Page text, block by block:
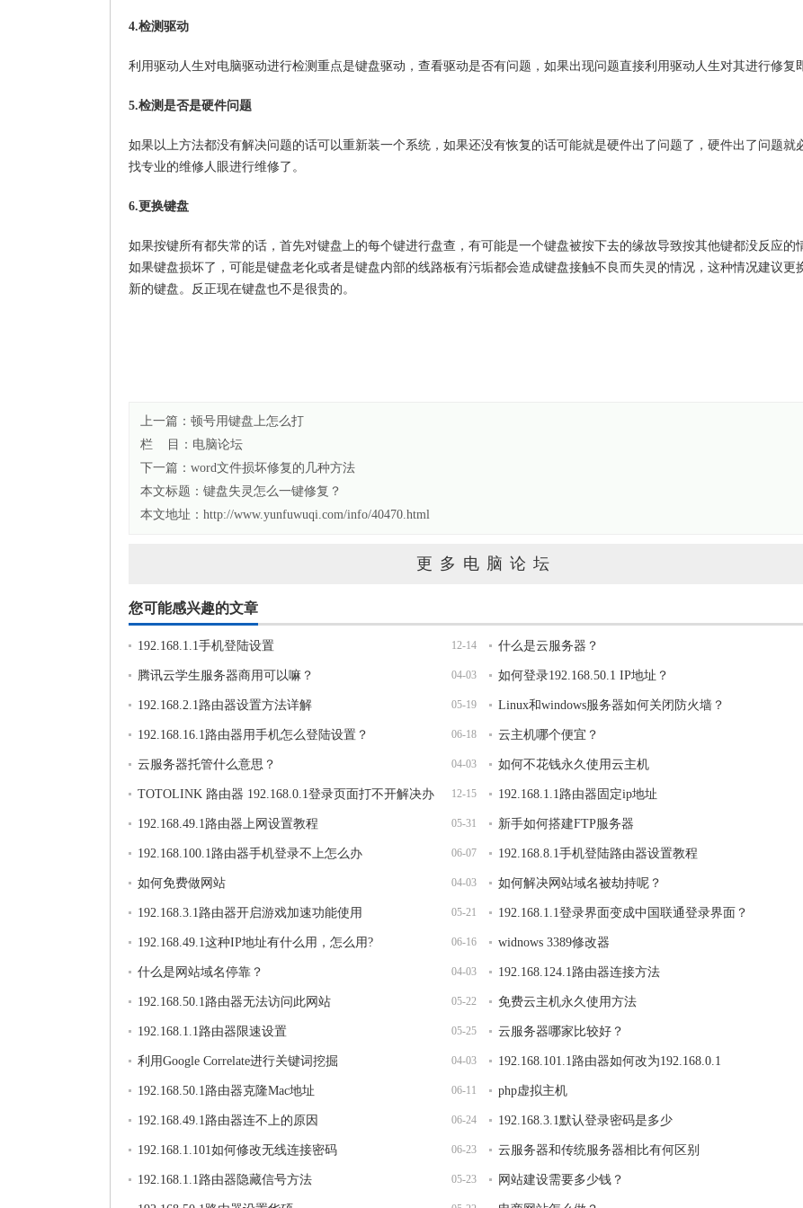
4.检测驱动
利用驱动人生对电脑驱动进行检测重点是键盘驱动，查看驱动是否有问题，如果出现问题直接利用驱动人生对其进行修复
5.检测是否是硬件问题
如果以上方法都没有解决问题的话可以重新装一个系统，如果还没有恢复的话可能就是硬件出了问题了，硬件出了问题就
找专业的维修人眼进行维修了。
6.更换键盘
如果按键所有都失常的话，首先对键盘上的每个键进行盘查，有可能是一个键盘被按下去的缘故导致按其他键都没反应的
如果键盘损坏了，可能是键盘老化或者是键盘内部的线路板有污垢都会造成键盘接触不良而失灵的情况，这种情况建议更
新的键盘。反正现在键盘也不是很贵的。
上一篇： 顿号用键盘上怎么打
栏 目： 电脑论坛
下一篇： word文件损坏修复的几种方法
本文标题： 键盘失灵怎么一键修复？
本文地址：http://www.yunfuwuqi.com/info/40470.html
更多电脑论坛
您可能感兴趣的文章
12-14
192.168.1.1手机登陆设置 什么是云服务器？
04-03
腾讯云学生服务器商用可以嘛？ 如何登录192.168.50.1 IP地址？
05-19
192.168.2.1路由器设置方法详解 Linux和windows服务器如何关闭防火墙？
06-18
192.168.16.1路由器用手机怎么登陆设置？ 云主机哪个便宜？
04-03
云服务器托管什么意思？ 如何不花钱永久使用云主机
12-15
TOTOLINK 路由器 192.168.0.1登录页面打不开解决办
法
192.168.1.1路由器固定ip地址
05-31
192.168.49.1路由器上网设置教程 新手如何搭建FTP服务器
06-07
192.168.100.1路由器手机登录不上怎么办 192.168.8.1手机登陆路由器设置教程
04-03
如何免费做网站 如何解决网站域名被劫持呢？
05-21
192.168.3.1路由器开启游戏加速功能使用 192.168.1.1登录界面变成中国联通登录界面？
06-16
192.168.49.1这种IP地址有什么用，怎么用? widnows 3389修改器
04-03
什么是网站域名停靠？ 192.168.124.1路由器连接方法
05-22
192.168.50.1路由器无法访问此网站 免费云主机永久使用方法
05-25
192.168.1.1路由器限速设置 云服务器哪家比较好？
04-03
利用Google Correlate进行关键词挖掘 192.168.101.1路由器如何改为192.168.0.1
06-11
192.168.50.1路由器克隆Mac地址 php虚拟主机
06-24
192.168.49.1路由器连不上的原因 192.168.3.1默认登录密码是多少
06-23
192.168.1.101如何修改无线连接密码 云服务器和传统服务器相比有何区别
05-23
192.168.1.1路由器隐藏信号方法 网站建设需要多少钱？